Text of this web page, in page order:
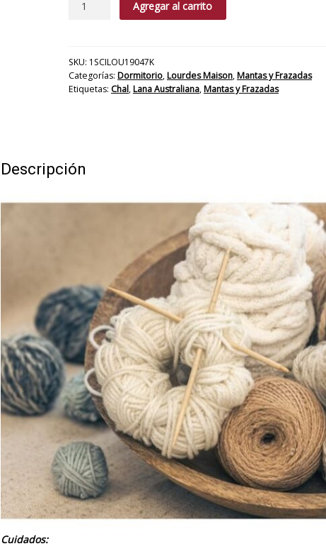
Lana
cantidad
Agregar al carrito
SKU: 1SCILOU19047K
Categorías: Dormitorio,Lourdes Maison,Mantas y Frazadas
Etiquetas: Chal,Lana Australiana,Mantas y Frazadas
Descripción
Cuidados: